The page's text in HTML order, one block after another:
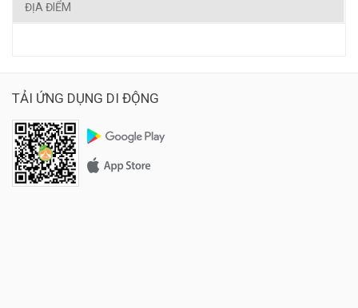
ĐỊA ĐIỂM
TẢI ỨNG DỤNG DI ĐỘNG